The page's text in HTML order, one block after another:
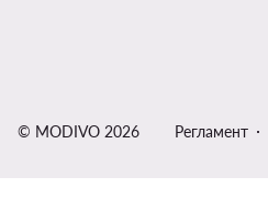
© MODIVO 2026 Регламент